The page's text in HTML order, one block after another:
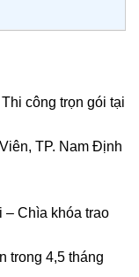
công trọn gói tại
TP. Nam Định
– Chìa khóa trao
trong 4,5 tháng